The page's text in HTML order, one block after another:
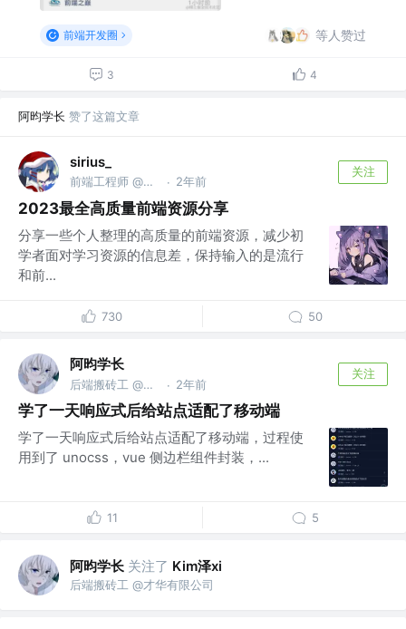
前端开发圈 等人赞过
3 4
阿昀学长 赞了这篇文章
sirius_
前端工程师 @欢聚集团 · 2年前
关注
2023最全高质量前端资源分享
分享一些个人整理的高质量的前端资源，减少初
学者面对学习资源的信息差，保持输入的是流行
和前...
730 50
阿昀学长
后端搬砖工 @才华有限公司 · 2年前
关注
学了一天响应式后给站点适配了移动端
学了一天响应式后给站点适配了移动端，过程使
用到了 unocss，vue 侧边栏组件封装，...
11 5
阿昀学长 关注了 Kim泽xi
后端搬砖工 @才华有限公司